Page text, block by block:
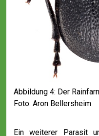
Abbildung 4: Der
Foto: Aron Bellersheim
Ein weiterer Parasit